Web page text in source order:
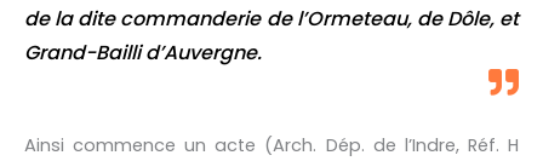
de la dite commanderie de l’Ormeteau, de Dôle, et
Grand-Bailli d’Auvergne.
Ainsi commence un acte (Arch. Dép. de l’Indre, Réf. H